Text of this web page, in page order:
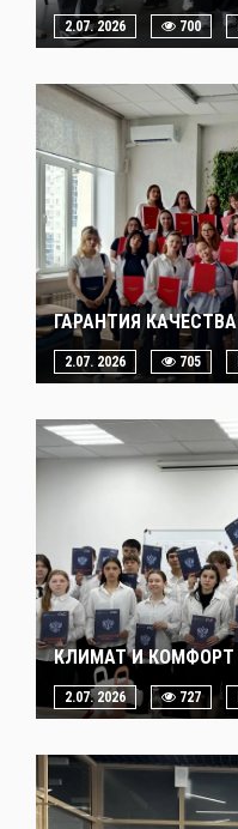
2.07. 2026 700
ГАРАНТИЯ КАЧЕСТВА
2.07. 2026 705
КЛИМАТ И КОМФОРТ
2.07. 2026 727